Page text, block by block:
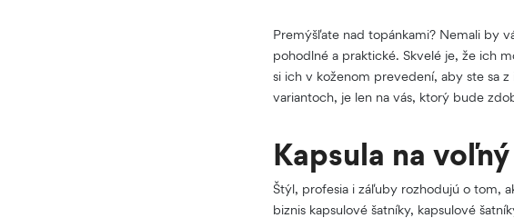
Premýšľate nad topánkami? Nemali by
pohodlné a praktické. Skvelé je, že ich
si ich v koženom prevedení, aby ste sa
variantoch, je len na vás, ktorý bude
Kapsula na
Štýl, profesia i záľuby rozhodujú o tom,
biznis kapsulové šatníky, kapsulové